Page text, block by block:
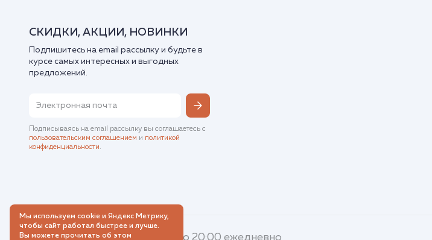
СКИДКИ, АКЦИИ, НОВИНКИ
Подпишитесь на email рассылку и будьте в
курсе самых интересных и выгодных
предложений.
Подписываясь на email рассылку вы соглашаетесь с
пользовательским соглашением и политикой
конфиденциальности.
8 (800) 500-61-13 с 8:00 до 20:00 ежедневно
Мы используем cookie и Яндекс Метрику,
чтобы сайт работал быстрее и лучше.
Вы можете прочитать об этом